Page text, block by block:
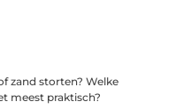
zand storten? Welke
meest praktisch?